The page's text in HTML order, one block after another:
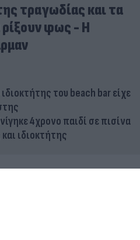
τραγωδίας και τα
ρίξουν φως - Η
του beach bar είχε
4χρονο παιδί σε πισίνα
ιδιοκτήτης